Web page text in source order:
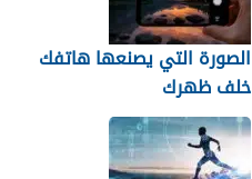
الصورة التي يصنعها هاتفك
خلف ظهرك